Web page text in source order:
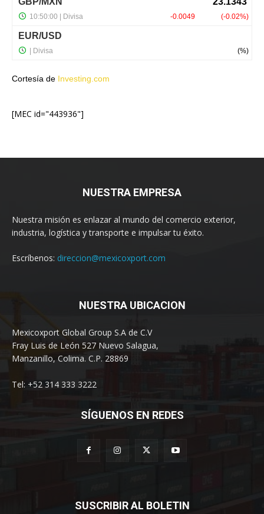
Cortesía de Investing.com
[MEC id="443936"]
NUESTRA EMPRESA
Nuestra misión es enlazar al mundo del comercio exterior,
industria, logística y transporte e impulsar tu éxito.
Escríbenos: direccion@mexicoxport.com
NUESTRA UBICACION
Mexicoxport Global Group S.A de C.V
Fray Luis de León 527 Nuevo Salagua,
Manzanillo, Colima. C.P. 28869
Tel: +52 314 333 3222
SÍGUENOS EN REDES
SUSCRIBIR AL BOLETIN